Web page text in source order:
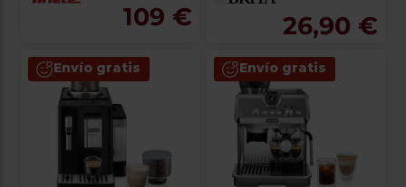
109 € 26,90 €
Envío gratis Envío gratis